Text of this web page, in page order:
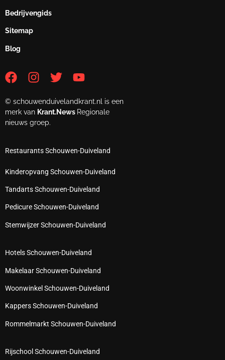
Bedrijvengids
Sitemap
Blog
© schouwenduivelandkrant.nl is een
merk van Krant.News Regionale
nieuws groep.
Restaurants Schouwen-Duiveland
Kinderopvang Schouwen-Duiveland
Tandarts Schouwen-Duiveland
Pedicure Schouwen-Duiveland
Stemwijzer Schouwen-Duiveland
Hotels Schouwen-Duiveland
Makelaar Schouwen-Duiveland
Woonwinkel Schouwen-Duiveland
Kappers Schouwen-Duiveland
Rommelmarkt Schouwen-Duiveland
Rijschool Schouwen-Duiveland